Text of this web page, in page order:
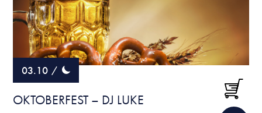
03.10 /
OKTOBERFEST – DJ LUKE